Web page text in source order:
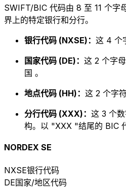
SWIFT/BIC 代码由 8 至 11 个字
界上的特定银行和分行。
银行代码 (NXSE)： 这 4 个
国家代码 (DE)： 这 2 个字
国 。
地点代码 (HH)： 这 2 个字
分行代码 (XXX)： 这 3 个
构。以 "XXX "结尾的 BIC
NORDEX SE
NXSE银行代码
DE国家/地区代码